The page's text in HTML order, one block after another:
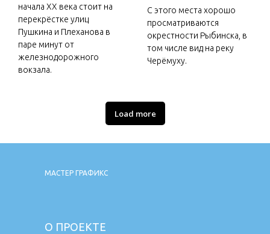
начала ХХ века стоит на
перекрёстке улиц
Пушкина и Плеханова в
паре минут от
железнодорожного
вокзала.
С этого места хорошо
просматриваются
окрестности Рыбинска, в
том числе вид на реку
Черёмуху.
Load more
МАСТЕР ГРАФИКС
О ПРОЕКТЕ